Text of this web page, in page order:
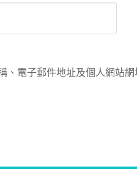
、電子郵件地址及個人網站